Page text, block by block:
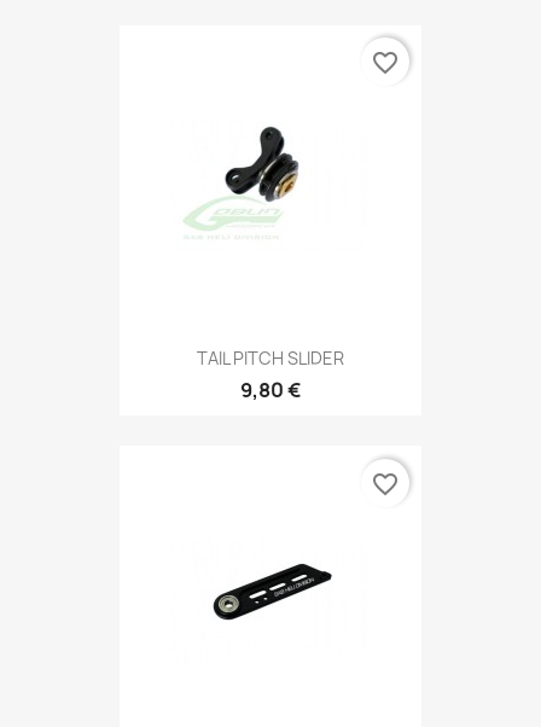
TAIL PITCH SLIDER
9,80 €
favorite_border
favorite_border